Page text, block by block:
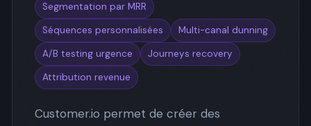
Segmentation par MRR
Séquences personnalisées
Multi-canal dunning
A/B testing urgence
Journeys recovery
Attribution revenue
Customer.io permet de créer des